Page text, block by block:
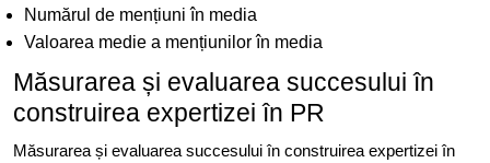
Numărul de mențiuni în media
Valoarea medie a mențiunilor în media
Măsurarea și evaluarea succesului în
construirea expertizei în PR
Măsurarea și evaluarea succesului în construirea expertizei în